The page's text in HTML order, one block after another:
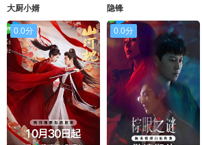
大厨小婿 隐锋
0.0分 0.0分